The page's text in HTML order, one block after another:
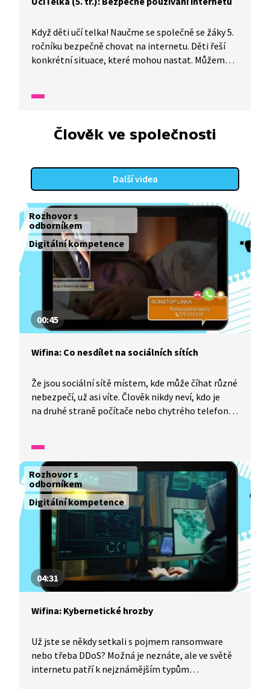
Když děti učí telka! Naučme se společně se žáky 5.
ročníku bezpečně chovat na internetu. Děti řeší
konkrétní situace, které mohou nastat. Můžeme
Člověk ve společnosti
Další videa
Rozhovor s
odborníkem
Digitální kompetence
00:45
Wifina: Co nesdílet na sociálních sítích
Že jsou sociální sítě místem, kde může číhat různé
nebezpečí, už asi víte. Člověk nikdy neví, kdo je
na druhé straně počítače nebo chytrého telefonu,
která je ředitelkou dětského krizového centra.
Rozhovor s
odborníkem
Digitální kompetence
04:31
Wifina: Kybernetické hrozby
Už jste se někdy setkali s pojmem ransomware
nebo třeba DDoS? Možná je neznáte, ale ve světě
internetu patří k nejznámějším typům